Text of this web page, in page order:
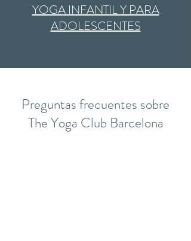
​YOGA INFANTIL Y PARA
ADOLESCENTES
Preguntas frecuentes sobre
The Yoga Club Barcelona